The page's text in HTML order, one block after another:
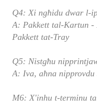
Q4: Xi ngħidu dwar l-
A: Pakkett tal-Kartun
Pakkett tat-Tray
Q5: Nistgħu
A: Iva, aħna
M6: X'inhu t-terminu